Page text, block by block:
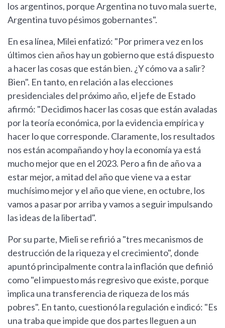
los argentinos, porque Argentina no tuvo mala suerte,
Argentina tuvo pésimos gobernantes".
En esa línea, Milei enfatizó: "Por primera vez en los
últimos cien años hay un gobierno que está dispuesto
a hacer las cosas que están bien. ¿Y cómo va a salir?
Bien". En tanto, en relación a las elecciones
presidenciales del próximo año, el jefe de Estado
afirmó: "Decidimos hacer las cosas que están avaladas
por la teoría económica, por la evidencia empírica y
hacer lo que corresponde. Claramente, los resultados
nos están acompañando y hoy la economía ya está
mucho mejor que en el 2023. Pero a fin de año va a
estar mejor, a mitad del año que viene va a estar
muchísimo mejor y el año que viene, en octubre, los
vamos a pasar por arriba y vamos a seguir impulsando
las ideas de la libertad".
Por su parte, Mieli se refirió a "tres mecanismos de
destrucción de la riqueza y el crecimiento", donde
apuntó principalmente contra la inflación que definió
como "el impuesto más regresivo que existe, porque
implica una transferencia de riqueza de los más
pobres". En tanto, cuestionó la regulación e indicó: "Es
una traba que impide que dos partes lleguen a un